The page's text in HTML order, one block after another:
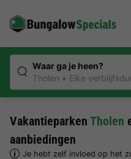
Waar ga je heen?
Tholen
Elke
Vakantieparken Tholen
aanbiedingen
Je hebt zelf invloed op het